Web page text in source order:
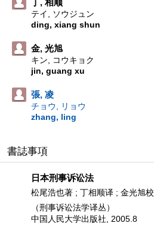
丁, 相顺
テイ, ソウジュン
ding, xiang shun
金, 光旭
キン, コウキョク
jin, guang xu
張, 凌
チョウ, リョウ
zhang, ling
書誌事項
日本刑事诉讼法
松尾浩也著 ; 丁相顺译 ; 金光旭校
（刑事诉讼法学译丛）
中国人民大学出版社, 2005.8